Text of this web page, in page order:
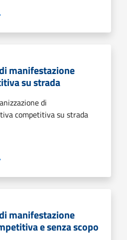
manifestazione
su strada
di
competitiva su strada
manifestazione
e senza scopo